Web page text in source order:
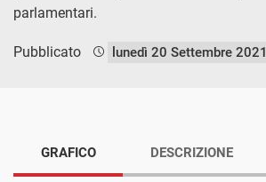
parlamentari.
Pubblicato lunedì 20 Settembre 2021
GRAFICO DESCRIZIONE